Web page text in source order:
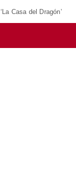
‘La Casa del Dragón’